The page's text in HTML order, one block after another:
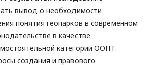
вывод о необходимости
понятия геопарков в современном
в качестве
категории ООПТ.
создания и правового